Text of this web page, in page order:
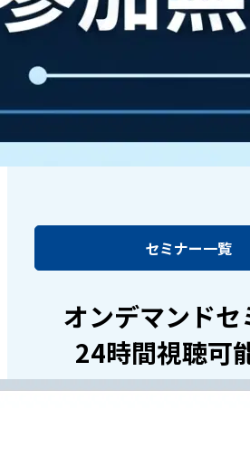
セミナー一覧
オンデマンドセ
24時間視聴可